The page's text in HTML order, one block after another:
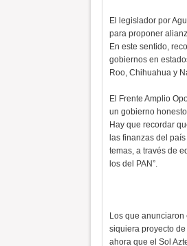
El legislador por
para proponer
En este sentido,
gobiernos en
Roo, Chihuahua y
El Frente Amplio
un gobierno
Hay que recordar
las finanzas del
temas, a través de
los del PAN”.
Los que anunciaron
siquiera proyecto
ahora que el Sol